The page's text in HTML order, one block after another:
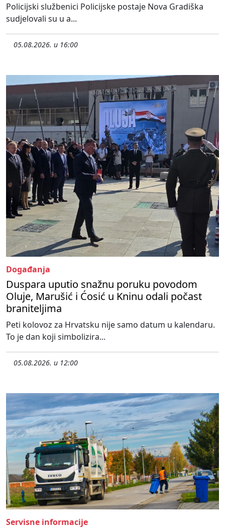
Policijski službenici Policijske postaje Nova Gradiška
sudjelovali su u a...
05.08.2026. u 16:00
Događanja
Duspara uputio snažnu poruku povodom
Oluje, Marušić i Ćosić u Kninu odali počast
braniteljima
Peti kolovoz za Hrvatsku nije samo datum u kalendaru.
To je dan koji simbolizira...
05.08.2026. u 12:00
Servisne informacije